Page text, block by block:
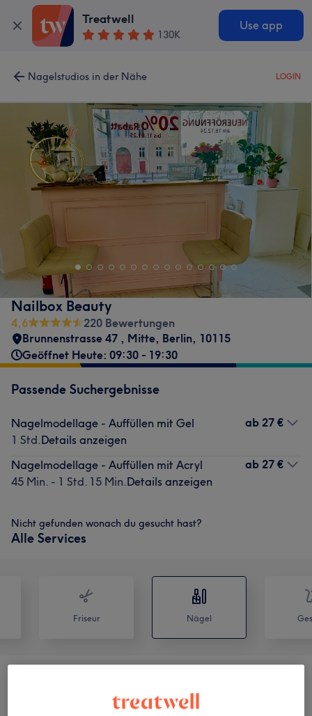
Treatwell
130K
Use app
Nagelstudios in der Nähe LOGIN
Nailbox Beauty
4,6
220 Bewertungen
Brunnenstrasse 47 , Mitte, Berlin, 10115
Geöffnet Heute: 09:30 - 19:30
Passende Suchergebnisse
Nagelmodellage - Auffüllen mit Gel
1 Std.Details anzeigen
ab 27 €
Nagelmodellage - Auffüllen mit Acryl
45 Min. - 1 Std. 15 Min.Details anzeigen
ab 27 €
Nicht gefunden wonach du gesucht hast?
Alle Services
Friseur Nägel